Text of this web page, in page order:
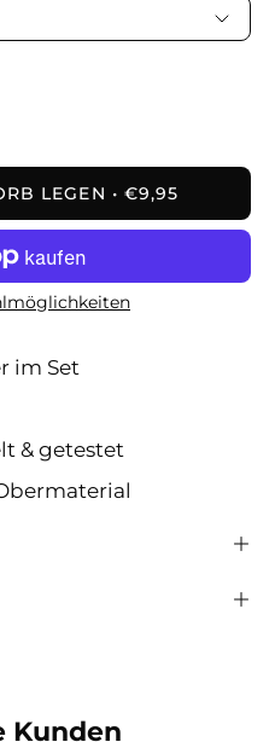
LEGEN €9,95
im Set
& getestet
Kunden